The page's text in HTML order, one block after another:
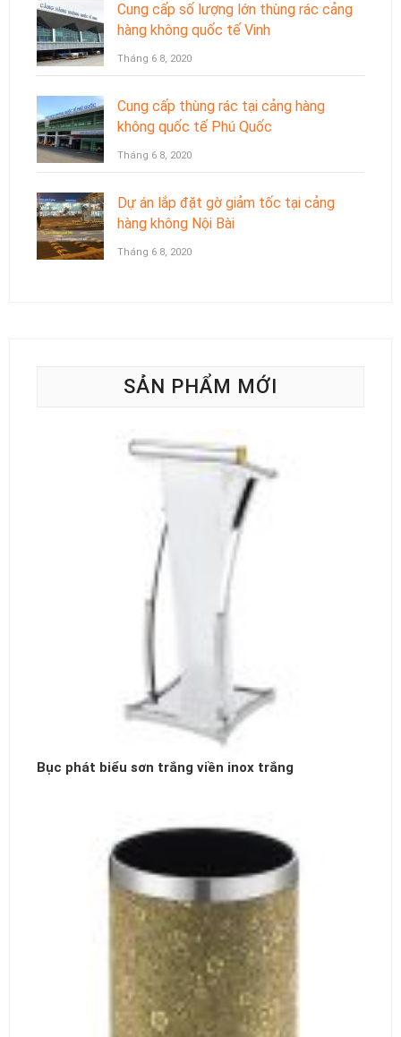
Cung cấp số lượng lớn thùng rác cảng
hàng không quốc tế Vinh
Tháng 6 8, 2020
Cung cấp thùng rác tại cảng hàng
không quốc tế Phú Quốc
Tháng 6 8, 2020
Dự án lắp đặt gờ giảm tốc tại cảng
hàng không Nội Bài
Tháng 6 8, 2020
SẢN PHẨM MỚI
Bục phát biểu sơn trắng viền inox trắng